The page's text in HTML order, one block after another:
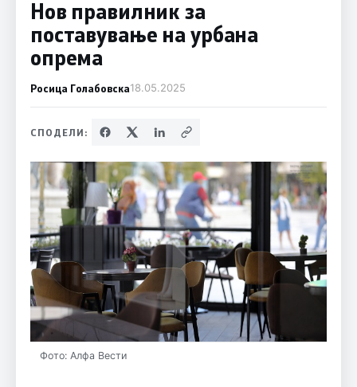
Нов правилник за
поставување на урбана
опрема
Росица Голабовска18.05.2025
СПОДЕЛИ:
Фото: Алфа Вести